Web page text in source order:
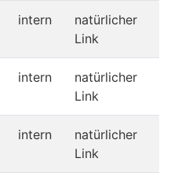
intern
natürlicher
Link
intern
natürlicher
Link
intern
natürlicher
Link